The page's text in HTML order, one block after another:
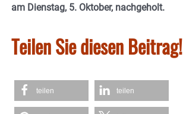
am Dienstag, 5. Oktober, nachgeholt.
Teilen Sie diesen Beitrag!
teilen teilen